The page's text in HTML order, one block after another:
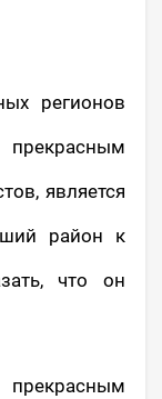
регионов
является
район к
что он